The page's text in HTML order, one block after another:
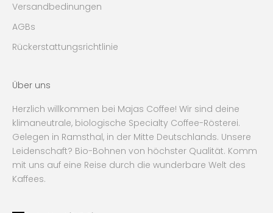
Versandbedinungen
AGBs
Rückerstattungsrichtlinie
Über uns
Herzlich willkommen bei Majas Coffee! Wir sind deine
klimaneutrale, biologische Specialty Coffee-Rösterei.
Gelegen in Ramsthal, in der Mitte Deutschlands. Unsere
Leidenschaft? Bio-Bohnen von höchster Qualität. Komm
mit uns auf eine Reise durch die wunderbare Welt des
Kaffees.